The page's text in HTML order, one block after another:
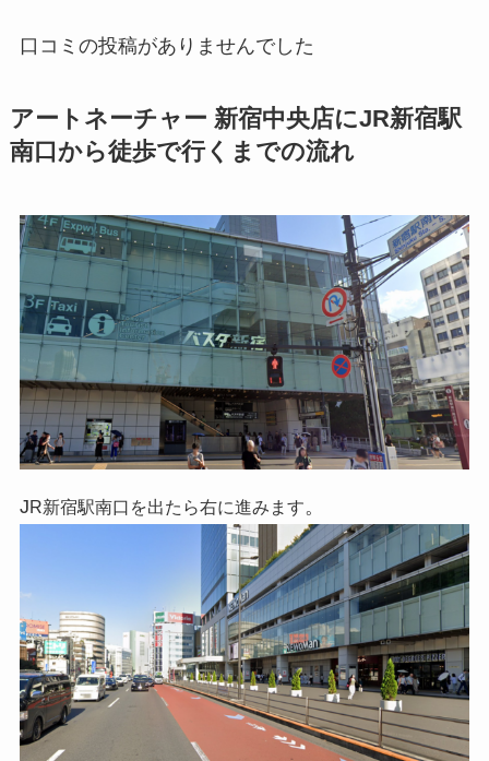
口コミの投稿がありませんでした
アートネーチャー 新宿中央店にJR新宿駅
南口から徒歩で行くまでの流れ
JR新宿駅南口を出たら右に進みます。